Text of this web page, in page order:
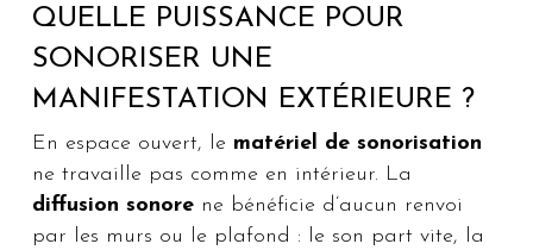
QUELLE PUISSANCE POUR
SONORISER UNE
MANIFESTATION EXTÉRIEURE ?
En espace ouvert, le matériel de sonorisation
ne travaille pas comme en intérieur. La
diffusion sonorene bénéficie d’aucun renvoi
par les murs ou le plafond : le son part vite, la